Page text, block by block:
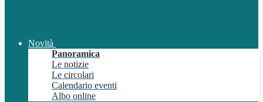
Novità
Panoramica
Le notizie
Le circolari
Calendario eventi
Albo online